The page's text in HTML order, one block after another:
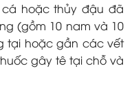
hoặc thủy đậu đã
(gồm 10 nam và 10
tại hoặc gần các vết
gây tê tại chỗ và